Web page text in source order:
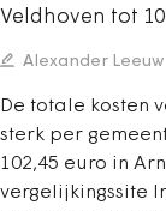
Veldhoven tot
Alexander Leeuw
De totale kosten
sterk per
102,45 euro in
vergelijkingssite